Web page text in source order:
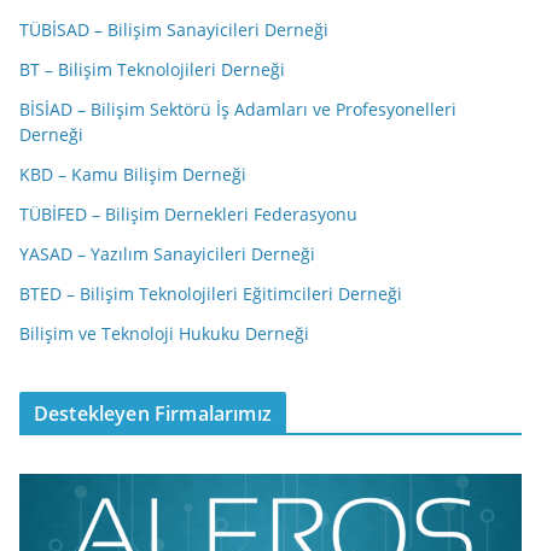
TÜBİSAD – Bilişim Sanayicileri Derneği
BT – Bilişim Teknolojileri Derneği
BİSİAD – Bilişim Sektörü İş Adamları ve Profesyonelleri
Derneği
KBD – Kamu Bilişim Derneği
TÜBİFED – Bilişim Dernekleri Federasyonu
YASAD – Yazılım Sanayicileri Derneği
BTED – Bilişim Teknolojileri Eğitimcileri Derneği
Bilişim ve Teknoloji Hukuku Derneği
Destekleyen Firmalarımız